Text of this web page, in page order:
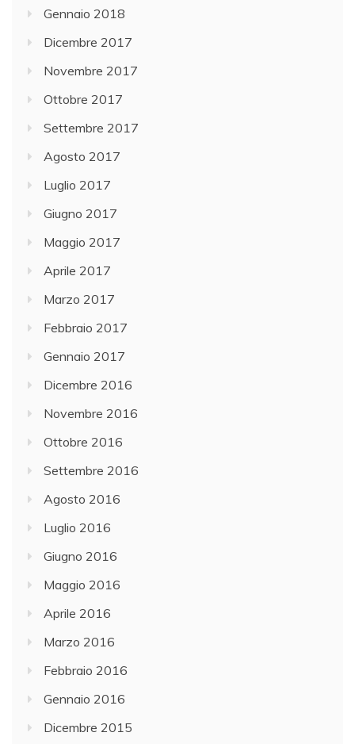
Gennaio 2018
Dicembre 2017
Novembre 2017
Ottobre 2017
Settembre 2017
Agosto 2017
Luglio 2017
Giugno 2017
Maggio 2017
Aprile 2017
Marzo 2017
Febbraio 2017
Gennaio 2017
Dicembre 2016
Novembre 2016
Ottobre 2016
Settembre 2016
Agosto 2016
Luglio 2016
Giugno 2016
Maggio 2016
Aprile 2016
Marzo 2016
Febbraio 2016
Gennaio 2016
Dicembre 2015